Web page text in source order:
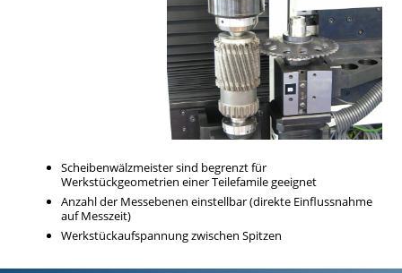
Scheibenwälzmeister sind begrenzt für
Werkstückgeometrien einer Teilefamile geeignet
Anzahl der Messebenen einstellbar (direkte Einflussnahme
auf Messzeit)
Werkstückaufspannung zwischen Spitzen